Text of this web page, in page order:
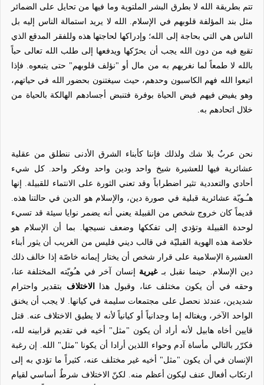
تتم بطريقة الله لا بطرق البشر الملتوية وما فيها من تحايل على الضمائر
مثل بند المؤلفة قلوبهم في الإسلام. الله لا يريد استمالة الناس إليه بل
الناس هي التي بحاجة إلى الله؛ وإدراكها لحاجتها هذه وللفقر المدقع الذي
تقبع فيه من دون الله يجب أن يحرّكها ويدفعها إلى طلب الله تعالى حباً
بالله لا طمعاً لما نغريهم به من مال أو "نؤلف قلوبهم" حتى يتبعوه. فإذا
اتبعوا الله فهم الكاسبون وحدهم، حيث سيغتنون بحضور الله في حياتهم،
وهو يفيض فيهم فيض الحياة بوفرة فتنبض أجسادهم الهالكة بالحياة من
خلال اتحادهم به.
نحن عربٌ بلا شك ولذلك فإننا كأبناء الشرق الأدنى ننطلق من عقلية
عشائرية فيها للعشيرة شيخ واحد ودين واحد وفكر واحد. كل شيء
أحادي والتعددية تثير اضطراباً وقد تعني الثورة على الانتماء للقبيلة. إنها
هـُـويّة عشائرية قبلية في صورة دين، والإسلام هو الدين في حالتنا هذه.
قديماً كان خروج شخص من القبيلة يعني أنه يضمر نوايا سيئة قد تسيء
لوحدة القبيلة وتؤدي إلى تفككها وضعف نسيجها. بما أن الإسلام هو
خلاصة هذه الهوية القبليّة في قالب ديني فليس من الغريب أن يثور أبناء
العشيرة الإسلامية على قرار شخص أن يختار إيمانه خاصّة إذا خالف ذلك
دين الإسلام. حينما نقبل بـغيرية إنسان آخر في هـُويّته المختلفة عنا،
وحقه في أن يكون مختلف عنا، وقبول هذا
الاختلاف بتقدير واحترام
شديدين، عندئذ نحصل على مجتمعات سليمة في كيانها. لا يجب أن يخنق
الواحد الآخر، ويغتاله إما وجدانياً أو كيانياً لأنه لا يطيق الاختلاف عنه. قتل
قايين أخاه هابيل لأنه أراد أن يكون "مثل" أخيه في تقديم قرابينه لله،
فكرّر بالتالي مأساة آدم وحواء اللذين أرادا أن يكونا "مثل" الله. إن رغبة
الإنسان في أن يكون "مثل" أخيه غير مختلف عنه، كثيراً ما تؤدي به إلى
ارتكاب أفعال عنف ليكون أعظم منه. لكنّ الاختلاف شرطٌ أساسي لقيام